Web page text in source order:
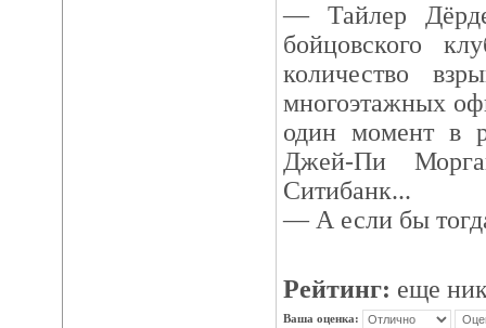
— Тайлер
бойцовского
количество
многоэтажных
один момент в
Джей-Пи
Ситибанк...
— А если бы
Рейтинг: еще
Ваша оценка: